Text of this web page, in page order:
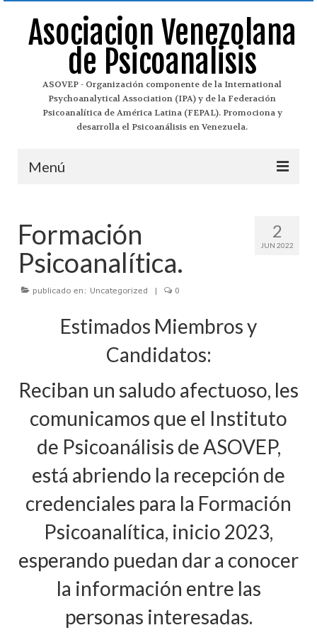
Asociacion Venezolana
de Psicoanalisis
ASOVEP - Organización componente de la International
Psychoanalytical Association (IPA) y de la Federación
Psicoanalítica de América Latina (FEPAL). Promociona y
desarrolla el Psicoanálisis en Venezuela.
Menú
¿Qué es el Psicoanálisis?
Historia del Psicoanálisis
Historia de Asovep
Junta Directiva
Actividades Cientificas
Jornadas Anuales Sigmund Freud
CineForo
Cineforo – Hater
Cineforo – El Silencio de Otros
CineForo – las 50 Sombras de Grey
Cine Foro – La Isla Siniestra
CineForo – Guillaume y los chicos… ¡a la
mesa!
CineForo – El Pasado
CineForo – Malefica
2
JUN 2022
Formación
Psicoanalítica.
publicado en: Uncategorized | 0
Estimados Miembros y
Candidatos:
Reciban un saludo afectuoso, les
comunicamos que el Instituto
de Psicoanálisis de ASOVEP,
está abriendo la recepción de
credenciales para la Formación
Psicoanalítica, inicio 2023,
esperando puedan dar a conocer
la información entre las
personas interesadas.